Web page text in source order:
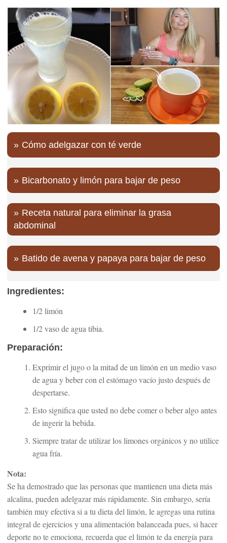
Cómo adelgazar con té verde
Bicarbonato y limón para bajar de peso
Receta natural para eliminar la grasa
abdominal
Batido de avena y papaya para bajar de peso
Ingredientes:
1/2 limón
1/2 vaso de agua tibia.
Preparación:
Exprimir el jugo o la mitad de un limón en un medio vaso
de agua y beber con el estómago vacío justo después de
despertarse.
Esto significa que usted no debe comer o beber algo antes
de ingerir la bebida.
Siempre tratar de utilizar los limones orgánicos y no utilice
agua fría.
Nota:
Se ha demostrado que las personas que mantienen una dieta más
alcalina, pueden adelgazar más rápidamente. Sin embargo, sería
también muy efectiva si a tu dieta del limón, le agregas una rutina
integral de ejercicios y una alimentación balanceada pues, si hacer
deporte no te emociona, recuerda que el limón te da energía para